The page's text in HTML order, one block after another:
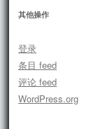
其他操作
登录
条目 feed
评论 feed
WordPress.org